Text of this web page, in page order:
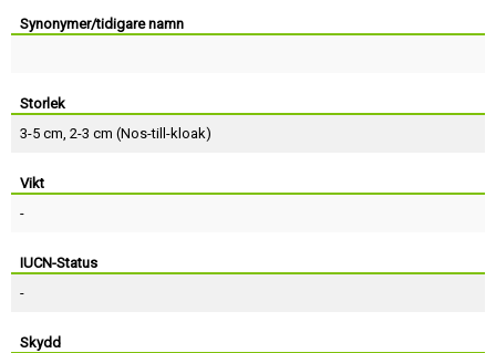
Synonymer/tidigare namn
Storlek
3-5 cm, 2-3 cm (Nos-till-kloak)
Vikt
-
IUCN-Status
-
Skydd